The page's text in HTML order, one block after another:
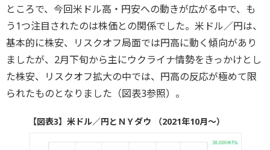
ところで、今回米ドル高・円安への動きが広がる中で、も
う1つ注目されたのは株価との関係でした。米ドル／円は、
基本的に株安、リスクオフ局面では円高に動く傾向があり
ましたが、2月下旬から主にウクライナ情勢をきっかけとし
た株安、リスクオフ拡大の中では、円高の反応が極めて限
られたものとなりました（図表3参照）。
【図表3】米ドル／円とＮＹダウ （2021年10月～）